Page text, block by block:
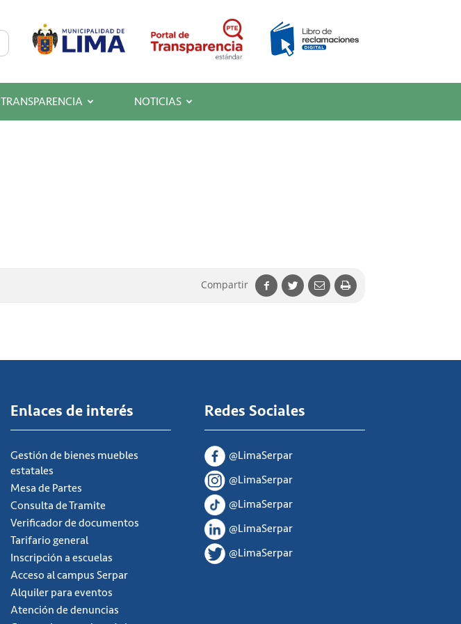
TRANSPARENCIA NOTICIAS
Compartir
Enlaces de interés
Gestión de bienes muebles
estatales
Mesa de Partes
Consulta de Tramite
Verificador de documentos
Tarifario general
Inscripción a escuelas
Acceso al campus Serpar
Alquiler para eventos
Atención de denuncias
Redes Sociales
@LimaSerpar
@LimaSerpar
@LimaSerpar
@LimaSerpar
@LimaSerpar